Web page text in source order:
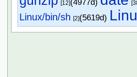
[12](4977d)
Linux/bin/sh [2](5619d)